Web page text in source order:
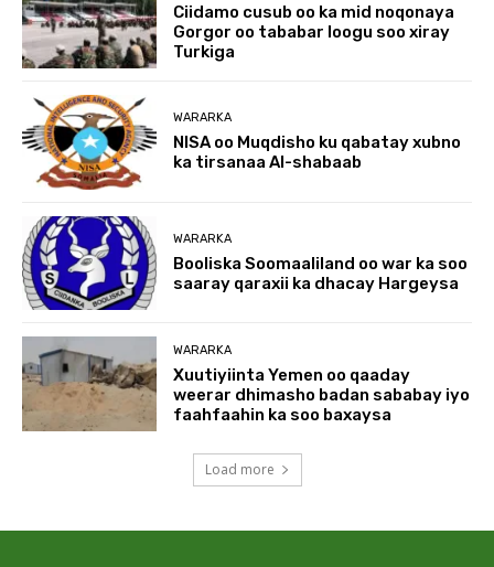
Ciidamo cusub oo ka mid noqonaya
Gorgor oo tababar loogu soo xiray
Turkiga
WARARKA
NISA oo Muqdisho ku qabatay xubno
ka tirsanaa Al-shabaab
WARARKA
Booliska Soomaaliland oo war ka soo
saaray qaraxii ka dhacay Hargeysa
WARARKA
Xuutiyiinta Yemen oo qaaday
weerar dhimasho badan sababay iyo
faahfaahin ka soo baxaysa
Load more